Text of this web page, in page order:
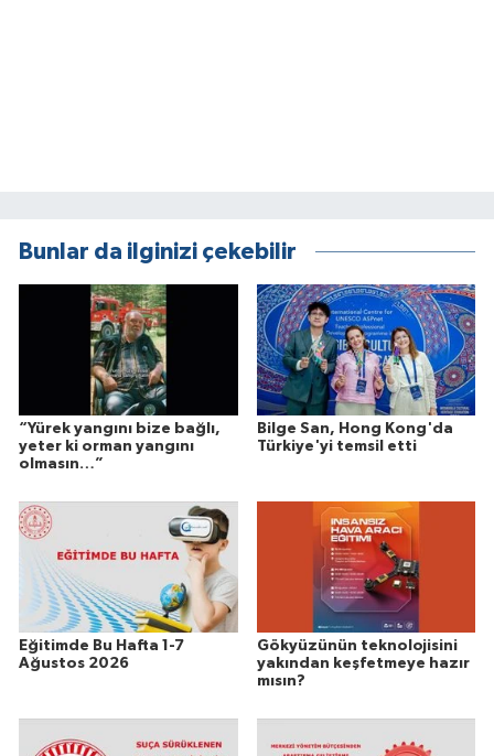
Bunlar da ilginizi çekebilir
“Yürek yangını bize bağlı,
yeter ki orman yangını
olmasın…”
Bilge San, Hong Kong'da
Türkiye'yi temsil etti
Eğitimde Bu Hafta 1-7
Ağustos 2026
Gökyüzünün teknolojisini
yakından keşfetmeye hazır
mısın?